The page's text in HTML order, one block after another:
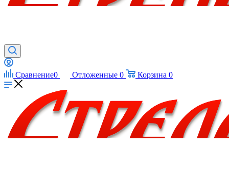
Сравнение0 Отложенные 0 Корзина 0